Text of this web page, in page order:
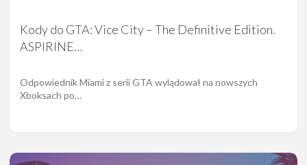
Kody do GTA: Vice City – The Definitive Edition.
ASPIRINE…
Odpowiednik Miami z serii GTA wylądował na nowszych
Xboksach po…